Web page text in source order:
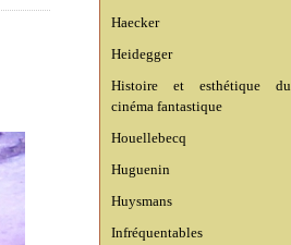
Haecker
Heidegger
Histoire et esthétique du
cinéma fantastique
Houellebecq
Huguenin
Huysmans
Infréquentables